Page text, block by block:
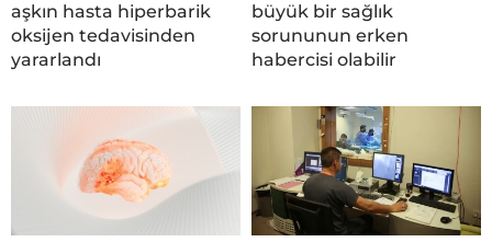
aşkın hasta hiperbarik
oksijen tedavisinden
yararlandı
büyük bir sağlık
sorununun erken
habercisi olabilir